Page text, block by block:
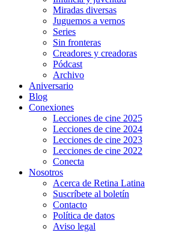
Miradas diversas
Juguemos a vernos
Series
Sin fronteras
Creadores y creadoras
Pódcast
Archivo
Aniversario
Blog
Conexiones
Lecciones de cine 2025
Lecciones de cine 2024
Lecciones de cine 2023
Lecciones de cine 2022
Conecta
Nosotros
Acerca de Retina Latina
Suscríbete al boletín
Contacto
Política de datos
Aviso legal